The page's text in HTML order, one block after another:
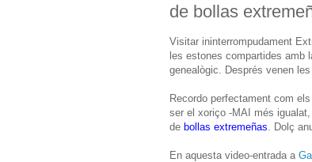
de bollas
Visitar ininterrompudament
les estones compartides amb
genealògic. Després venen
Recordo perfectament com
ser el xoriço -MAI més
de bollas extremeñas . Dolç
En aquesta video-entrada a